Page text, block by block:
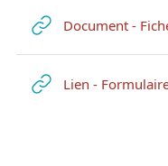
Document -
Lien -